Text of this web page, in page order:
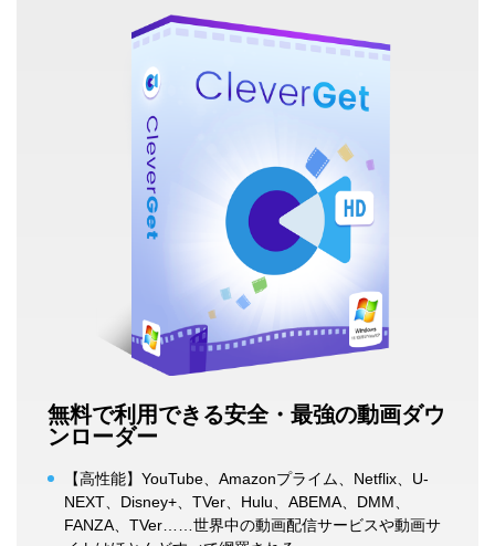
無料で利用できる安全・最強の動画ダウ
ンローダー
【高性能】YouTube、Amazonプライム、Netflix、U-
NEXT、Disney+、TVer、Hulu、ABEMA、DMM、
FANZA、TVer……世界中の動画配信サービスや動画サ